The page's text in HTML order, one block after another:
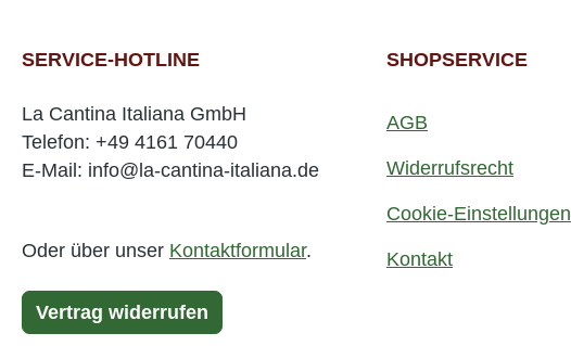
SERVICE-HOTLINE
La Cantina Italiana GmbH
Telefon: +49 4161 70440
E-Mail: info@la-cantina-italiana.de
Oder über unser Kontaktformular.
Vertrag widerrufen
SHOPSERVICE
AGB
Widerrufsrecht
Cookie-Einstellungen
Kontakt